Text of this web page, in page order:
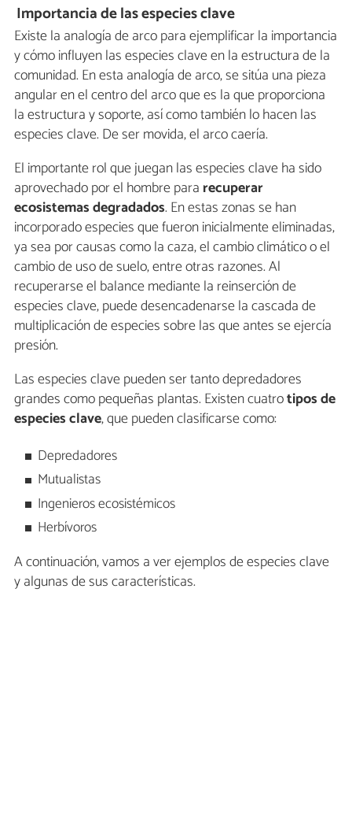
Importancia de las especies clave
Existe la analogía de arco para ejemplificar la importancia
y cómo influyen las especies clave en la estructura de la
comunidad. En esta analogía de arco, se sitúa una pieza
angular en el centro del arco que es la que proporciona
la estructura y soporte, así como también lo hacen las
especies clave. De ser movida, el arco caería.
El importante rol que juegan las especies clave ha sido
aprovechado por el hombre para recuperar
ecosistemas degradados. En estas zonas se han
incorporado especies que fueron inicialmente eliminadas,
ya sea por causas como la caza, el cambio climático o el
cambio de uso de suelo, entre otras razones. Al
recuperarse el balance mediante la reinserción de
especies clave, puede desencadenarse la cascada de
multiplicación de especies sobre las que antes se ejercía
presión.
Las especies clave pueden ser tanto depredadores
grandes como pequeñas plantas. Existen cuatrotipos de
especies clave, que pueden clasificarse como:
Depredadores
Mutualistas
Ingenieros ecosistémicos
Herbívoros
A continuación, vamos a ver ejemplos de especies clave
y algunas de sus características.